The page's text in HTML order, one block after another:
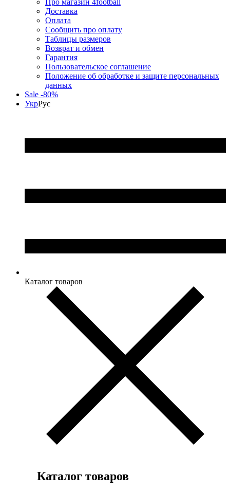
Про магазин 4football
Доставка
Оплата
Сообщить про оплату
Таблицы размеров
Возврат и обмен
Гарантия
Пользовательское соглашение
Положение об обработке и защите персональных
данных
Sale -80%
УкрРус
Каталог товаров
Каталог товаров